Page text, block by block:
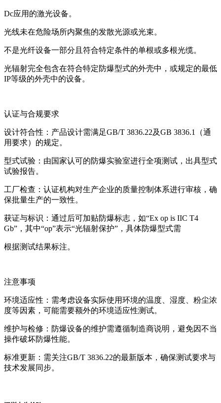
Dc应用的激光设备。
光线未在危险场所内聚焦的发散光源或光束。
不是光纤设备一部分且符合特定条件的单根或多根光缆。
光辐射完全包含在符合特定防爆型式的外壳中，或规定的最低
IP等级的外壳中的设备。
认证与合规要求
设计符合性：产品设计需满足GB/T 3836.22及GB 3836.1（通
用要求）的规定。
型式试验：由国家认可的防爆实验室进行全项测试，出具型式
试验报告。
工厂检查：认证机构对生产企业的质量控制体系进行审核，确
保批量生产的一致性。
获证与标识：通过后可加贴防爆标志，如“Ex op is IIC T4
Gb”，其中“op”表示“光辐射保护”，具体防爆型式需
根据测试结果标注。
注意事项
环境适应性：需考虑设备实际使用环境的温度、湿度、粉尘浓
度等因素，可能需要额外的环境适应性测试。
维护与检修：防爆设备的维护需遵循制造商说明，避免因不当
操作破坏防爆性能。
标准更新：需关注GB/T 3836.22的最新版本，确保测试要求与
技术发展同步。